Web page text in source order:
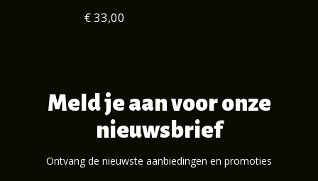
€ 33,00
Meld je aan voor onze
nieuwsbrief
Ontvang de nieuwste aanbiedingen en promoties